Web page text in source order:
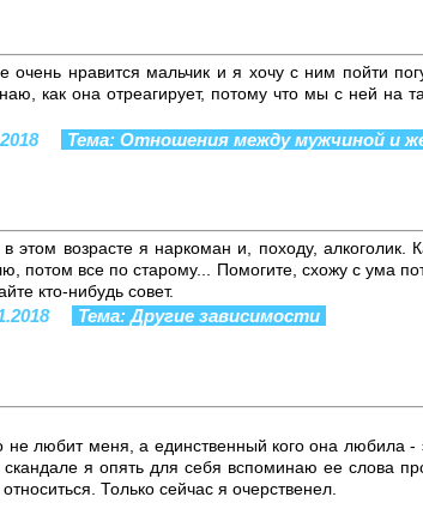
очень нравится мальчик и я хочу с ним пойти
как она отреагирует, потому что мы с ней на
Тема: Отношения между мужчиной и
этом возрасте я наркоман и, походу, алкоголик.
потом все по старому... Помогите, схожу с ума
кто-нибудь совет.
Тема: Другие зависимости
не любит меня, а единственный кого она любила
я опять для себя вспоминаю ее слова
Только сейчас я очерственел.